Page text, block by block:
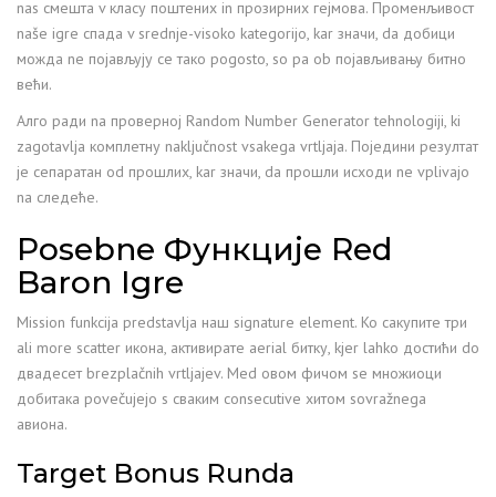
nas смешта v класу поштених in прозирних гејмова. Променљивост
naše igre спада v srednje-visoko kategorijo, kar значи, da добици
можда ne појављују се тако pogosto, so pa ob појављивању битно
већи.
Алго ради na проверној Random Number Generator tehnologiji, ki
zagotavlja комплетну naključnost vsakega vrtljaja. Поједини резултат
je сепаратан od прошлих, kar значи, da прошли исходи ne vplivajo
na следеће.
Posebne Функције Red
Baron Igre
Mission funkcija predstavlja наш signature element. Ko сакупите три
ali more scatter икона, активирате aerial битку, kjer lahko достићи do
двадесет brezplačnih vrtljajev. Med овом фичом se множиоци
добитака povečujejo s сваким consecutive хитом sovražnega
авиона.
Target Bonus Runda